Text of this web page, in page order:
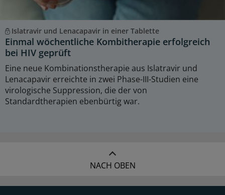
Islatravir und Lenacapavir in einer Tablette
Einmal wöchentliche Kombitherapie erfolgreich
bei HIV geprüft
Eine neue Kombinationstherapie aus Islatravir und
Lenacapavir erreichte in zwei Phase-III-Studien eine
virologische Suppression, die der von
Standardtherapien ebenbürtig war.
NACH OBEN